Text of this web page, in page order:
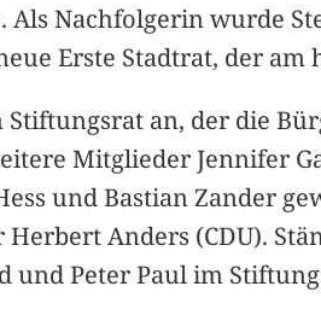
Nachfolgerin wurde
Erste Stadtrat, der
Stiftungsrat an, der die
Mitglieder Jennifer
und Bastian Zander
Anders (CDU).
und Peter Paul im